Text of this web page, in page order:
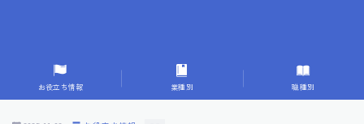
9.転職成功者の事例分析とアドバイス
お役立ち情報 業種別 職種別